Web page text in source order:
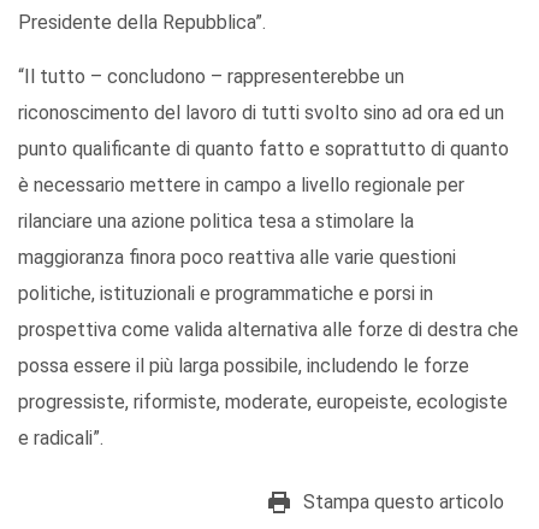
Presidente della Repubblica”.
“Il tutto – concludono – rappresenterebbe un
riconoscimento del lavoro di tutti svolto sino ad ora ed un
punto qualificante di quanto fatto e soprattutto di quanto
è necessario mettere in campo a livello regionale per
rilanciare una azione politica tesa a stimolare la
maggioranza finora poco reattiva alle varie questioni
politiche, istituzionali e programmatiche e porsi in
prospettiva come valida alternativa alle forze di destra che
possa essere il più larga possibile, includendo le forze
progressiste, riformiste, moderate, europeiste, ecologiste
e radicali”.
Stampa questo articolo